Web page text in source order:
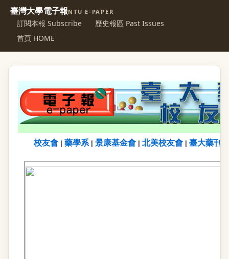
臺灣大學電子報NTU E-PAPER
訂閱本報 Subscribe
歷史報區 Past Issues
首頁 HOME
校友會 藥學系| 景康基金會 北美校友會 臺大藥刊